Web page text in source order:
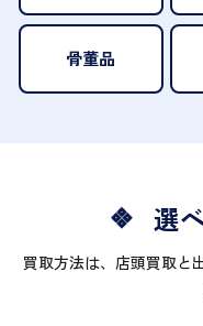
骨董品
選
買取方法は、店頭買取と